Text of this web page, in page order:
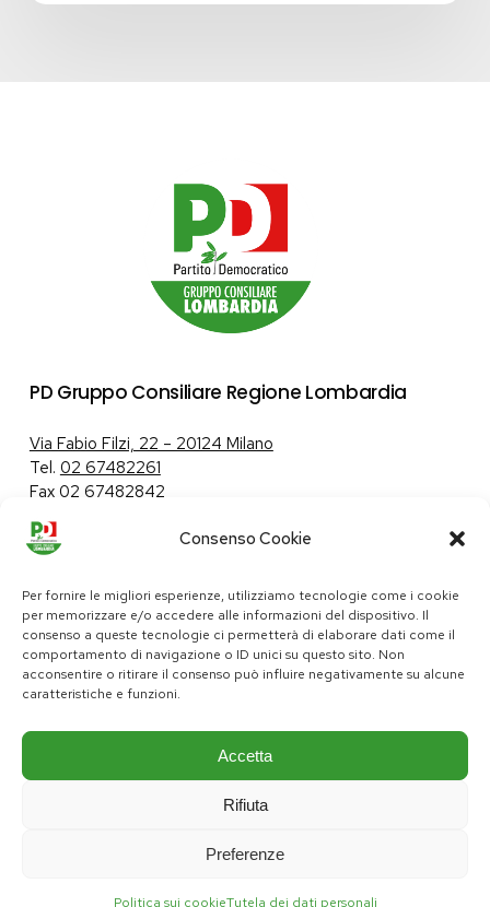
Consenso Cookie
Per fornire le migliori esperienze, utilizziamo tecnologie come i cookie
per memorizzare e/o accedere alle informazioni del dispositivo. Il
consenso a queste tecnologie ci permetterà di elaborare dati come il
comportamento di navigazione o ID unici su questo sito. Non
acconsentire o ritirare il consenso può influire negativamente su alcune
caratteristiche e funzioni.
Accetta
Rifiuta
Preferenze
Politica sui cookieTutela dei dati personali
PD Gruppo Consiliare Regione Lombardia
Via Fabio Filzi, 22 – 20124 Milano
Tel. 02 67482261
Fax 02 67482842
Tutela dei dati personali|Politica sui cookie
pd@consiglio.regione.lombardia.it
ufficiostampa.pd@consiglio.regione.lombardia.it
Pagine Facebook Gruppo Consiliare PD LombardiaPagina Messenger Gruppo Consiliare PD LombardiaPagina Instagram Gruppo PD LombardiaPagina Youtube Gruppo PD Lombardia